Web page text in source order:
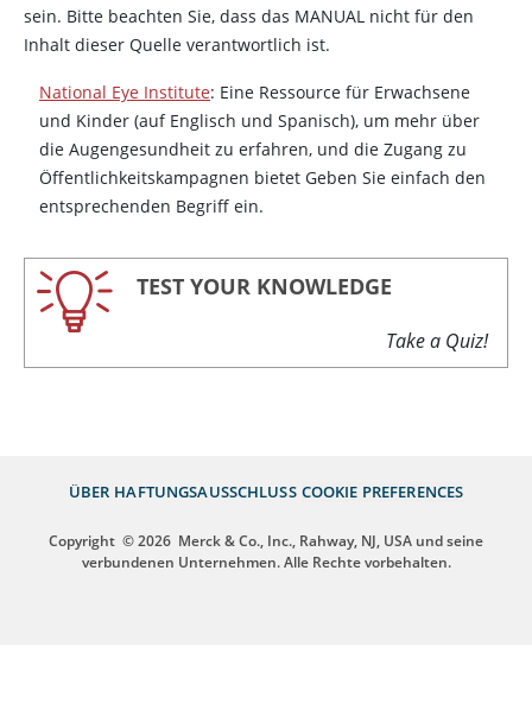
sein. Bitte beachten Sie, dass das MANUAL nicht für den
Inhalt dieser Quelle verantwortlich ist.
National Eye Institute: Eine Ressource für Erwachsene
und Kinder (auf Englisch und Spanisch), um mehr über
die Augengesundheit zu erfahren, und die Zugang zu
Öffentlichkeitskampagnen bietet Geben Sie einfach den
entsprechenden Begriff ein.
TEST YOUR KNOWLEDGE
Take a Quiz!
ÜBER HAFTUNGSAUSSCHLUSS COOKIE PREFERENCES
Copyright © 2026 Merck & Co., Inc., Rahway, NJ, USA und seine
verbundenen Unternehmen. Alle Rechte vorbehalten.